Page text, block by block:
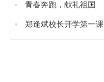
青春奔跑，献礼祖国
郑逢斌校长开学第一课